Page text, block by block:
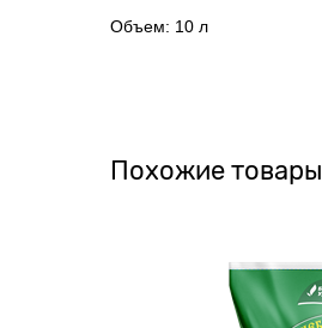
Объем: 10 л
Похожие товары